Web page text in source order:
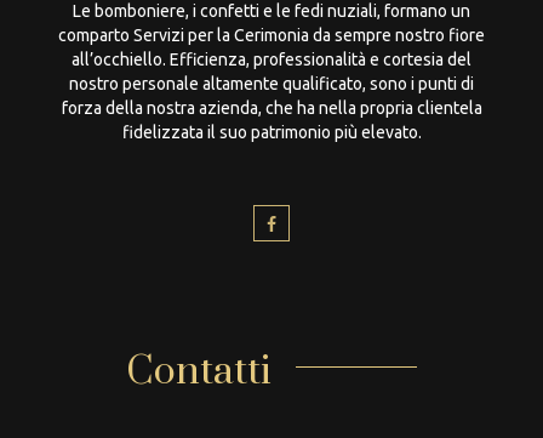
Le bomboniere, i confetti e le fedi nuziali, formano un
comparto Servizi per la Cerimonia da sempre nostro fiore
all’occhiello. Efficienza, professionalità e cortesia del
nostro personale altamente qualificato, sono i punti di
forza della nostra azienda, che ha nella propria clientela
fidelizzata il suo patrimonio più elevato.
Contatti